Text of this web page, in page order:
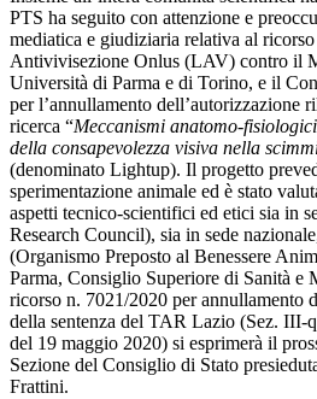
PTS ha seguito con attenzione e
mediatica e giudiziaria relativa al
Antivivisezione Onlus (LAV) contro il
Università di Parma e di Torino, e il
per l’annullamento dell’autorizzazione
ricerca “Meccanismi anatomo-
della consapevolezza visiva nella
(denominato Lightup). Il progetto
sperimentazione animale ed è stato
aspetti tecnico-scientifici ed etici sia in
Research Council), sia in sede
(Organismo Preposto al Benessere
Parma, Consiglio Superiore di Sanità e
ricorso n. 7021/2020 per annullamento
della sentenza del TAR Lazio (Sez. III-
del 19 maggio 2020) si esprimerà il
Sezione del Consiglio di Stato
Frattini.